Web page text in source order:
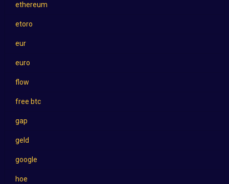
ethereum
etoro
eur
euro
flow
free btc
gap
geld
google
hoe